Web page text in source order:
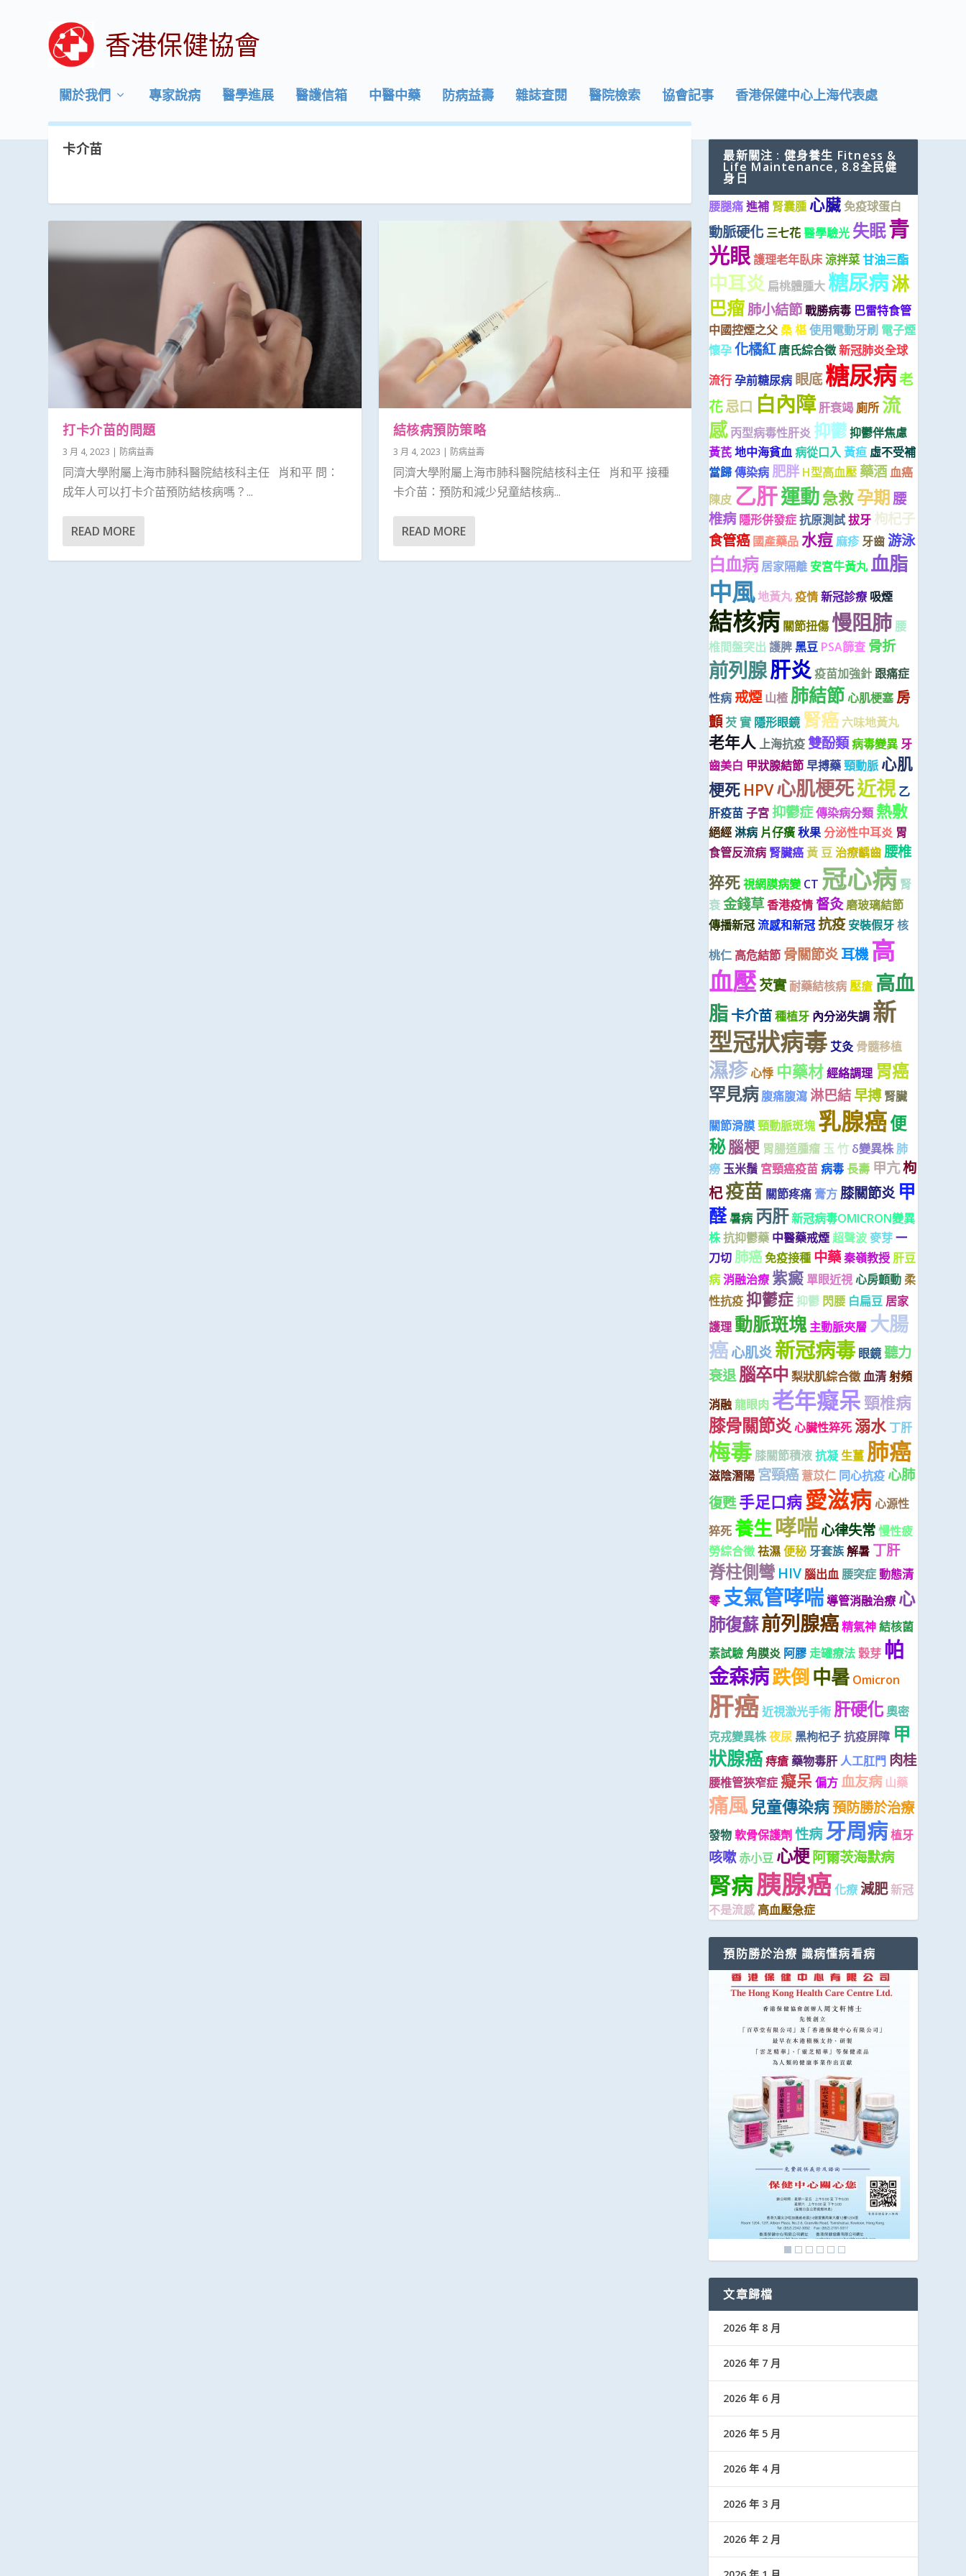
香港保健協會
關於我們 專家說病 醫學進展 醫護信箱 中醫中藥 防病益壽 雜誌查閱 醫院檢索 協會記事 香港保健中心上海代表處
卡介苗
打卡介苗的問題
3 月 4, 2023 | 防病益壽
同濟大學附屬上海市肺科醫院結核科主任 肖和平 問：
成年人可以打卡介苗預防結核病嗎？...
READ MORE
結核病預防策略
3 月 4, 2023 | 防病益壽
同濟大學附屬上海市肺科醫院結核科主任 肖和平 接種
卡介苗：預防和減少兒童結核病...
READ MORE
最新關注 : 健身養生 Fitness &
Life Maintenance, 8.8全民健
身日
腰腿痛進補 腎囊腫 心臟免疫球蛋白
動脈硬化 三七花醫學驗光 失眠青
光眼護理老年臥床涼拌菜甘油三酯
中耳炎 扁桃體腫大糖尿病淋
巴瘤肺小結節戰勝病毒 巴雷特食管
中國控煙之父桑 椹使用電動牙刷 電子煙
懷孕化橘紅唐氏綜合徵新冠肺炎全球
流行孕前糖尿病 眼底糖尿病老
花忌口 白內障 肝衰竭 廁所 流
感 丙型病毒性肝炎 抑鬱抑鬱伴焦慮
黃芪地中海貧血病從口入黃疸 虛不受補
當歸傳染病 肥胖 H型高血壓藥酒血癌
陳皮 乙肝運動急救孕期 腰
椎病 隱形併發症抗原測試拔牙 枸杞子
食管癌 國產藥品水痘麻疹牙齒游泳
白血病 居家隔離 安宮牛黃丸 血脂
中風地黃丸疫情新冠診療 吸煙
結核病 關節扭傷慢阻肺 腰
椎間盤突出 護脾黑豆 PSA篩查 骨折
前列腺肝炎疫苗加強針跟痛症
性病 戒煙 山楂 肺結節心肌梗塞 房
顫 芡 實 隱形眼鏡 腎癌 六味地黃丸
老年人上海抗疫雙酚類病毒變異牙
齒美白 甲狀腺結節早搏藥頸動脈 心肌
梗死 HPV心肌梗死近視 乙
肝疫苗子宮 抑鬱症傳染病分類熱敷
絕經淋病 片仔癀秋果分泌性中耳炎 胃
食管反流病 腎臟癌黃 豆治療齲齒腰椎
猝死視網膜病變 CT 冠心病 腎
衰金錢草香港疫情 督灸磨玻璃結節
傳播新冠流感和新冠抗疫 安裝假牙核
桃仁 高危結節 骨關節炎耳機 高
血壓芡實耐藥結核病壓瘡 高血
脂卡介苗種植牙 內分泌失調 新
型冠狀病毒 艾灸 骨髓移植
濕疹心悸 中藥材經絡調理 胃癌
罕見病 腹痛腹瀉淋巴結早搏 腎臟
關節滑膜頸動脈斑塊 乳腺癌便
秘腦梗 胃腸道腫瘤 玉 竹 δ變異株 肺
癆玉米鬚 宮頸癌疫苗病毒長壽 甲亢枸
杞疫苗 關節疼痛 膏方 膝關節炎 甲
醛暑病 丙肝新冠病毒OMICRON變異
株抗抑鬱藥 中醫藥戒煙 超聲波麥芽一
刀切肺癌免疫接種 中藥秦嶺教授 肝豆
病消融治療 紫癜 單眼近視心房顫動 柔
性抗疫 抑鬱症 抑鬱 閃腰 白扁豆 居家
護理 動脈斑塊 主動脈夾層 大腸
癌心肌炎新冠病毒 眼鏡聽力
衰退腦卒中 梨狀肌綜合徵血清射頻
消融龍眼肉 老年癡呆 頸椎病
膝骨關節炎心臟性猝死溺水 丁肝
梅毒 膝關節積液抗凝生薑 肺癌
滋陰潛陽 宮頸癌 薏苡仁 同心抗疫 心肺
復甦手足口病愛滋病心源性
猝死養生哮喘心律失常慢性疲
勞綜合徵祛濕便秘牙套族解暑 丁肝
脊柱側彎 HIV腦出血 腰突症動態清
零支氣管哮喘導管消融治療 心
肺復蘇前列腺癌精氣神結核菌
素試驗 角膜炎 阿膠 走罐療法穀芽 帕
金森病跌倒中暑 Omicron
肝癌近視激光手術 肝硬化奧密
克戎變異株夜尿 黑枸杞子抗疫屏障 甲
狀腺癌痔瘡 藥物毒肝人工肛門 肉桂
腰椎管狹窄症癡呆 偏方 血友病 山藥
痛風 兒童傳染病預防勝於治療
發物軟骨保護劑 性病牙周病植牙
咳嗽赤小豆 心梗 阿爾茨海默病
腎病胰腺癌化療減肥 新冠
不是流感 高血壓急症
預防勝於治療 識病懂病看病
文章歸檔
2026 年 8 月
2026 年 7 月
2026 年 6 月
2026 年 5 月
2026 年 4 月
2026 年 3 月
2026 年 2 月